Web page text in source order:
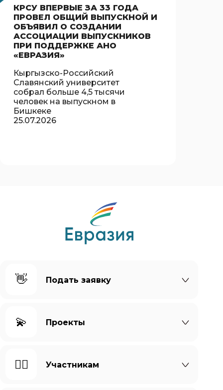
КРСУ ВПЕРВЫЕ ЗА 33 ГОДА
ПРОВЕЛ ОБЩИЙ ВЫПУСКНОЙ И
ОБЪЯВИЛ О СОЗДАНИИ
АССОЦИАЦИИ ВЫПУСКНИКОВ
ПРИ ПОДДЕРЖКЕ АНО
«ЕВРАЗИЯ»
Кыргызско-Российский
Славянский университет
собрал больше 4,5 тысячи
человек на выпускном в
Бишкеке
25.07.2026
👋 Подать заявку
💫 Проекты
🙆‍♀️ Участникам